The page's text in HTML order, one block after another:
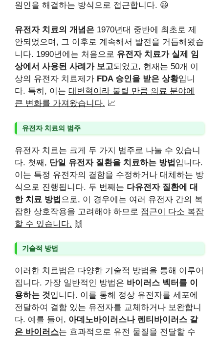
원인을 해결하는 방식으로 접근합니다. 😃
유전자 치료의 개념은 1970년대 중반에 최초로 제
안되었으며, 그 이후로 계속해서 발전을 거듭해왔습
니다. 1990년에는 처음으로 유전자 치료가 실제 임
상에서 사용된 사례가 보고되었고, 현재는 50개 이
상의 유전자 치료제가 FDA 승인을 받은 상황입니
다. 특히, 이는 대변혁이라 불릴 만큼 의료 분야에
큰 변화를 가져왔습니다. 📈
유전자 치료의 범주
유전자 치료는 크게 두 가지 범주로 나눌 수 있습니
다. 첫째, 단일 유전자 질환을 치료하는 방법 입니다.
이는 특정 유전자의 결함을 수정하거나 대체하는 방
식으로 진행됩니다. 두 번째는 다유전자 질환에 대
한 치료 방법 으로, 이 경우에는 여러 유전자 간의 복
잡한 상호작용을 고려해야 하므로 접근이 다소 복잡
할 수 있습니다. 🙌
기술적 방법
이러한 치료법은 다양한 기술적 방법을 통해 이루어
집니다. 가장 일반적인 방법은 바이러스 벡터를 이
용하는 것입니다. 이를 통해 정상 유전자를 세포에
전달하여 결함 있는 유전자를 교체하거나 보완합니
다. 예를 들어, 아데노바이러스나 렌티바이러스 같
은 바이러스는 효과적으로 유전 물질을 전달할 수